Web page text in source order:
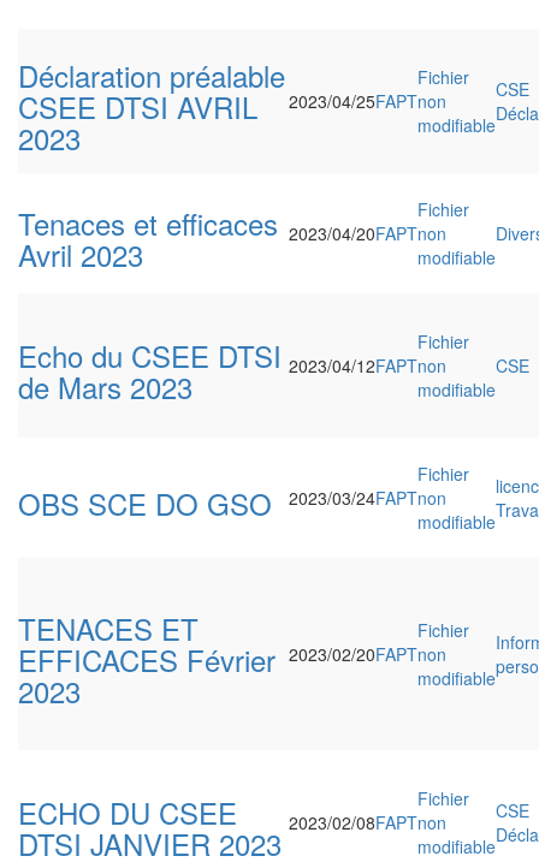
Déclaration préalable
CSEE DTSI AVRIL
2023
2023/04/25FAPT
Fichier
non
modifiable
CSE
Tenaces et efficaces
Avril 2023 2023/04/20FAPT
Fichier
non
modifiable
Echo du CSEE DTSI
de Mars 2023 2023/04/12FAPT
Fichier
non
modifiable
CSE
OBS SCE DO GSO 2023/03/24FAPT
Fichier
non
modifiable
TENACES ET
EFFICACES Février
2023
2023/02/20FAPT
Fichier
non
modifiable
ECHO DU CSEE
DTSI JANVIER 2023 2023/02/08FAPT
Fichier
non
modifiable
CSE